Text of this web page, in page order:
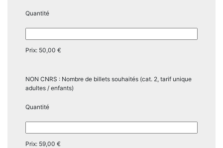
Prix: 50,00 €
Quantité
NON CNRS : Nombre de billets souhaités (cat. 2, tarif unique
adultes / enfants)
Prix: 59,00 €
Quantité